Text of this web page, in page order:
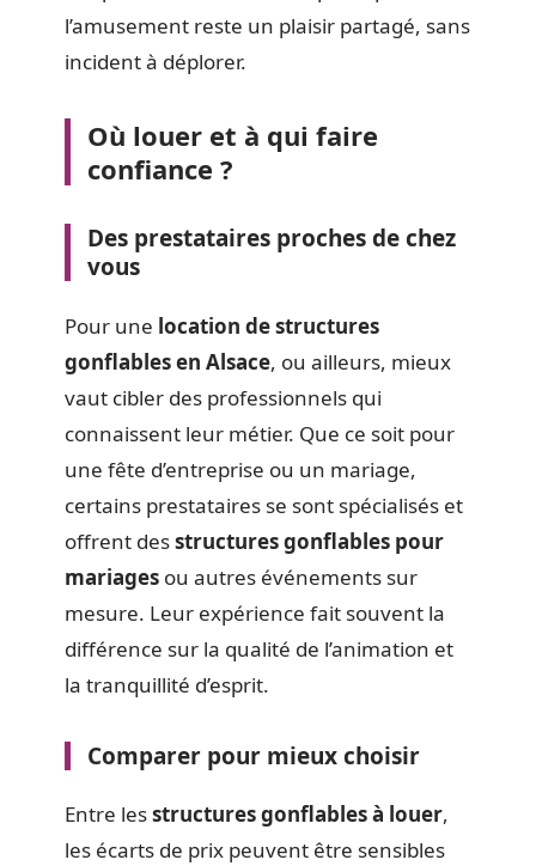
l’amusement reste un plaisir partagé, sans
incident à déplorer.
Où louer et à qui faire
confiance ?
Des prestataires proches de chez
vous
Pour une location de structures
gonflables en Alsace, ou ailleurs, mieux
vaut cibler des professionnels qui
connaissent leur métier. Que ce soit pour
une fête d’entreprise ou un mariage,
certains prestataires se sont spécialisés et
offrent desstructures gonflables pour
mariages ou autres événements sur
mesure. Leur expérience fait souvent la
différence sur la qualité de l’animation et
la tranquillité d’esprit.
Comparer pour mieux choisir
Entre lesstructures gonflables à louer,
les écarts de prix peuvent être sensibles